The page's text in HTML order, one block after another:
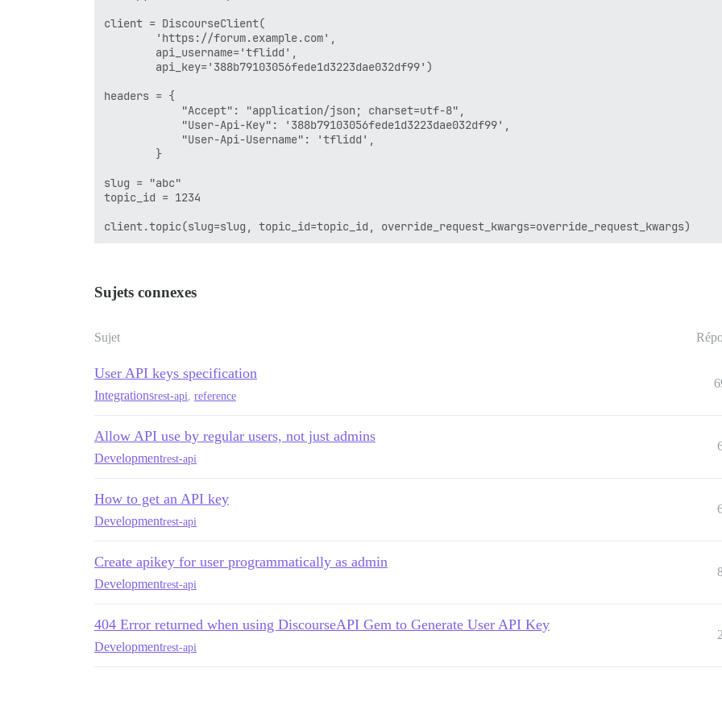
client = DiscourseClient(
        'https://forum.example.com',
        api_username='tflidd',
        api_key='388b79103056fede1d3223dae032df99')
headers = {
            "Accept": "application/json; charset=utf-8",
            "User-Api-Key": '388b79103056fede1d3223dae032df99',
            "User-Api-Username": 'tflidd',
        }
slug = "abc"
topic_id = 1234
Sujets connexes
Sujet
User API keys specification
Integrationsrest-api reference
Allow API use by regular users, not just admins
Developmentrest-api
How to get an API key
Developmentrest-api
Create apikey for user programmatically as admin
Developmentrest-api
404 Error returned when using DiscourseAPI Gem to Generate User API Key
Developmentrest-api
2